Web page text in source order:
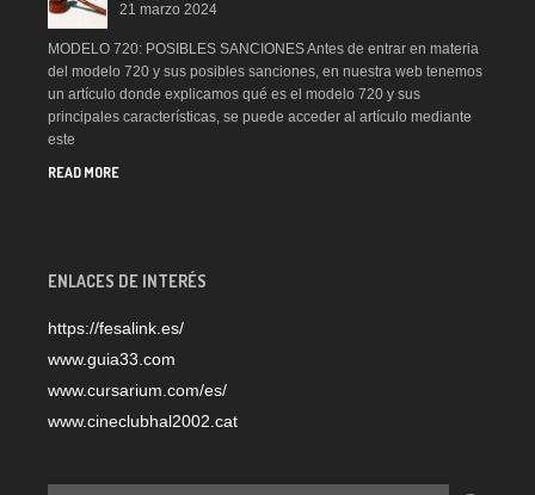
21 marzo 2024
MODELO 720: POSIBLES SANCIONES Antes de entrar en materia
del modelo 720 y sus posibles sanciones, en nuestra web tenemos
un artículo donde explicamos qué es el modelo 720 y sus
principales características, se puede acceder al artículo mediante
este
READ MORE
ENLACES DE INTERÉS
https://fesalink.es/
www.guia33.com
www.cursarium.com/es/
www.cineclubhal2002.cat